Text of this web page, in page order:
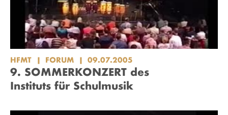
HFMT FORUM 09.07.2005
9. SOMMERKONZERT des
Instituts für Schulmusik